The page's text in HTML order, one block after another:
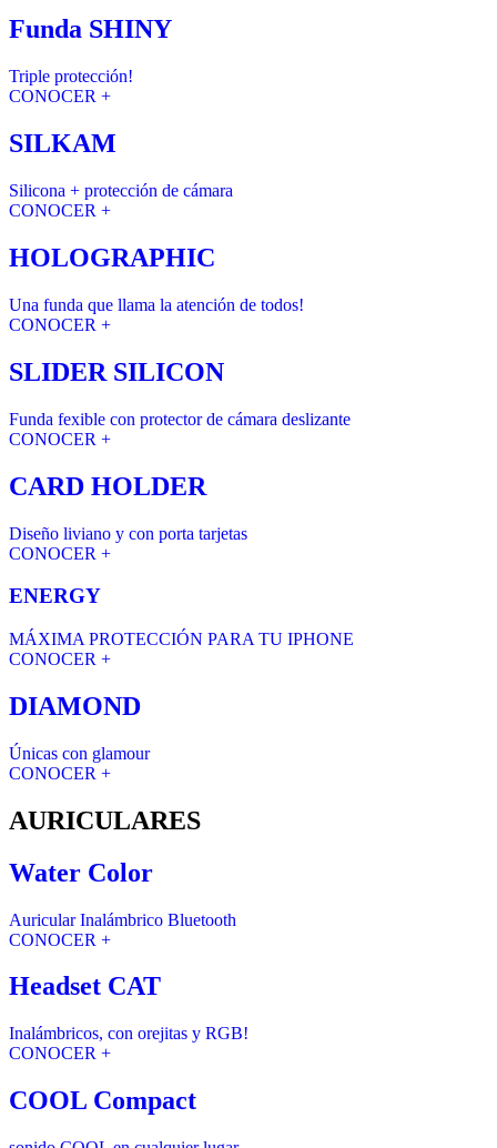
Funda SHINY
Triple protección!
CONOCER +
SILKAM
Silicona + protección de cámara
CONOCER +
HOLOGRAPHIC
Una funda que llama la atención de todos!
CONOCER +
SLIDER SILICON
Funda fexible con protector de cámara deslizante
CONOCER +
CARD HOLDER
Diseño liviano y con porta tarjetas
CONOCER +
ENERGY
MÁXIMA PROTECCIÓN PARA TU IPHONE
CONOCER +
DIAMOND
Únicas con glamour
CONOCER +
AURICULARES
Water Color
Auricular Inalámbrico Bluetooth
CONOCER +
Headset CAT
Inalámbricos, con orejitas y RGB!
CONOCER +
COOL Compact